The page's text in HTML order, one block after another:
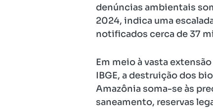
denúncias ambientais
2024, indica uma
notificados cerca de 37
Em meio à vasta
IBGE, a destruição dos
Amazônia soma-se às
saneamento, reservas